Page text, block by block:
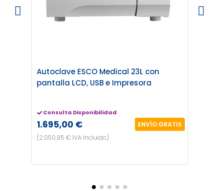
Autoclave ESCO Medical 23L con
pantalla LCD, USB e Impresora
Consulta Disponibilidad
1.695,00 €
ENVÍO GRATIS
(2.050,95 € IVA Incluido)